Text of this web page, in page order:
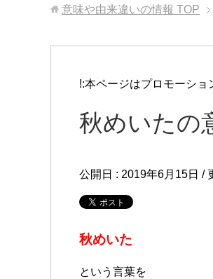
意味や由来違いの情報 TOP
!:本ページはプロモーショ
秋めいたの
公開日 : 2019年6月15日 /
秋めいた
という言葉を